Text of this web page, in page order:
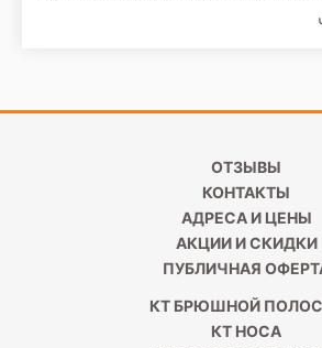
осмотра врач назначит сделать
ОТЗЫВЫ
КОНТАКТЫ
АДРЕСА И ЦЕНЫ
АКЦИИ И СКИДКИ
ПУБЛИЧНАЯ
КТ БРЮШНОЙ
КТ НОСА